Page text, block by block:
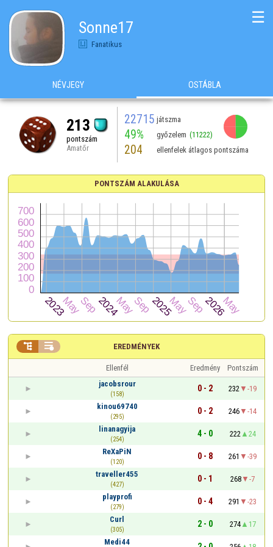
Sonne17
Fanatikus
☰
NÉVJEGY OSTÁBLA
213
pontszám
Amatőr
22715 játszma
49% győzelem (11222)
204 ellenfelek átlagos pontszáma
PONTSZÁM ALAKULÁSA
EREDMÉNYEK
 
Ellenfél Eredmény
Pontszám
jacobsrour
(158)
0 - 2 232
-19
kinou69740
(295)
0 - 2 246
-14
linanagyija
(254)
4 - 0 222
24
ReXaPiN
(120)
0 - 8 261
-39
traveller455
(427)
0 - 1 268
-7
playprofi
(279)
0 - 4 291
-23
Curl
(305)
2 - 0 274
17
Medi44